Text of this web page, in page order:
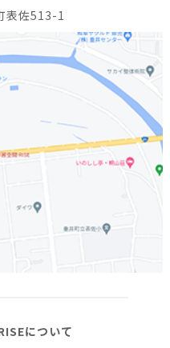
表佐513-1
について